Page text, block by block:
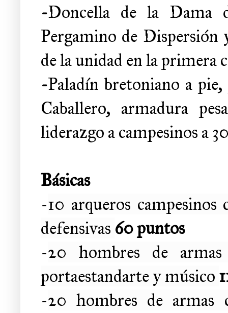
-Doncella de la Dama
Pergamino de Dispersión
de la unidad en la primera
-Paladín bretoniano a
Caballero, armadura
liderazgo a campesinos a
Básicas
-10 arqueros
defensivas 60 puntos
-20 hombres de
portaestandarte y músico
-20 hombres de armas